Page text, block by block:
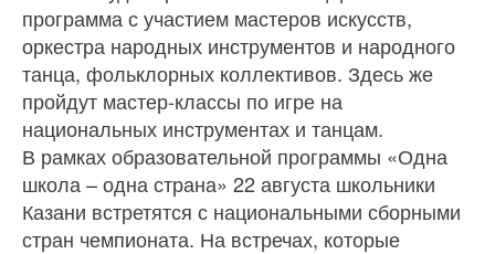
программа с участием мастеров искусств,
оркестра народных инструментов и народного
танца, фольклорных коллективов. Здесь же
пройдут мастер-классы по игре на
национальных инструментах и танцам.
В рамках образовательной программы «Одна
школа – одна страна» 22 августа школьники
Казани встретятся с национальными сборными
стран чемпионата. На встречах, которые